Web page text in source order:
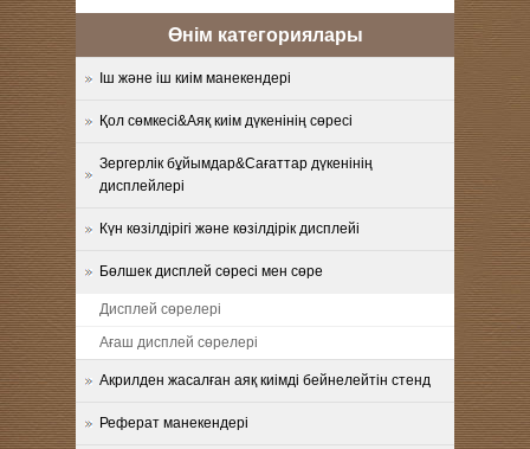
Өнім категориялары
Іш және іш киім манекендері
Қол сөмкесі&Аяқ киім дүкенінің сөресі
Зергерлік бұйымдар&Сағаттар дүкенінің
дисплейлері
Күн көзілдірігі және көзілдірік дисплейі
Бөлшек дисплей сөресі мен сөре
Дисплей сөрелері
Ағаш дисплей сөрелері
Акрилден жасалған аяқ киімді бейнелейтін стенд
Реферат манекендері